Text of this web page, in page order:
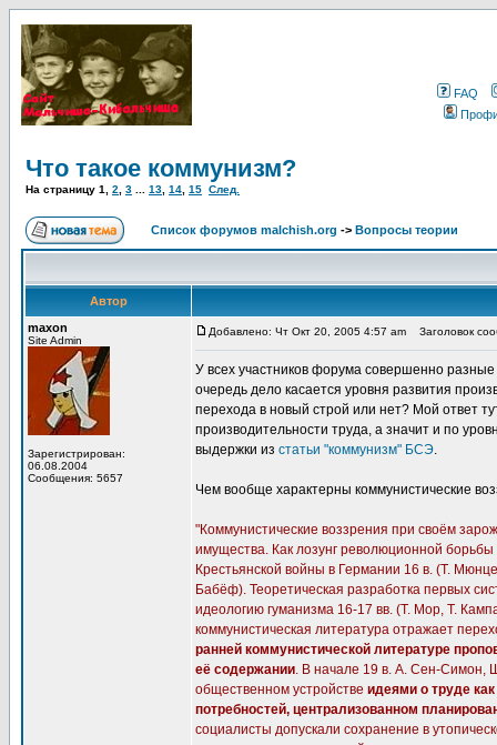
FAQ
Что такое коммунизм?
На страницу 1 2 3 13 14 15 След.
Список форумов malchish.org -> Вопросы теории
Автор
maxon
Site Admin
Зарегистрирован:
06.08.2004
Сообщения: 5657
Добавлено: Чт Окт 20, 2005 4:57 am Заголовок
У всех участников форума совершенно
очередь дело касается уровня развития
перехода в новый строй или нет? Мой ответ
производительности труда, а значит и по
выдержки из статьи "коммунизм" БСЭ.
Чем вообще характерны коммунистические
"Коммунистические воззрения при своём
имущества. Как лозунг революционной борьбы
Крестьянской войны в Германии 16 в. (Т.
Бабёф). Теоретическая разработка первых
идеологию гуманизма 16-17 вв. (Т. Мор, Т.
коммунистическая литература отражает
ранней коммунистической литературе
её содержании. В начале 19 в. А. Сен-Симон,
общественном устройстве идеями о труде
потребностей, централизованном
социалисты допускали сохранение в